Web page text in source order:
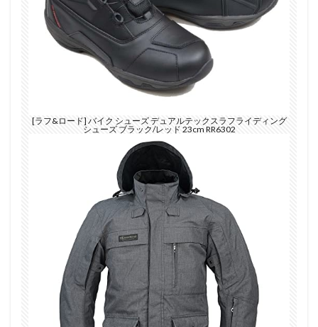
[ラフ&ロード] バイク シューズ デュアルテックスラフライディング
シューズ ブラック/レッド 23cm RR6302